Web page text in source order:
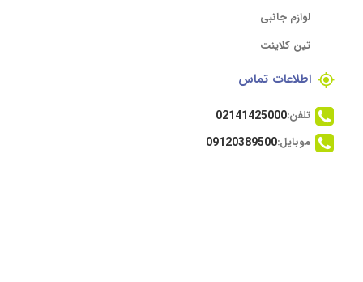
لوازم جانبی
تین کلاینت
اطلاعات تماس
تلفن:02141425000
موبایل:09120389500